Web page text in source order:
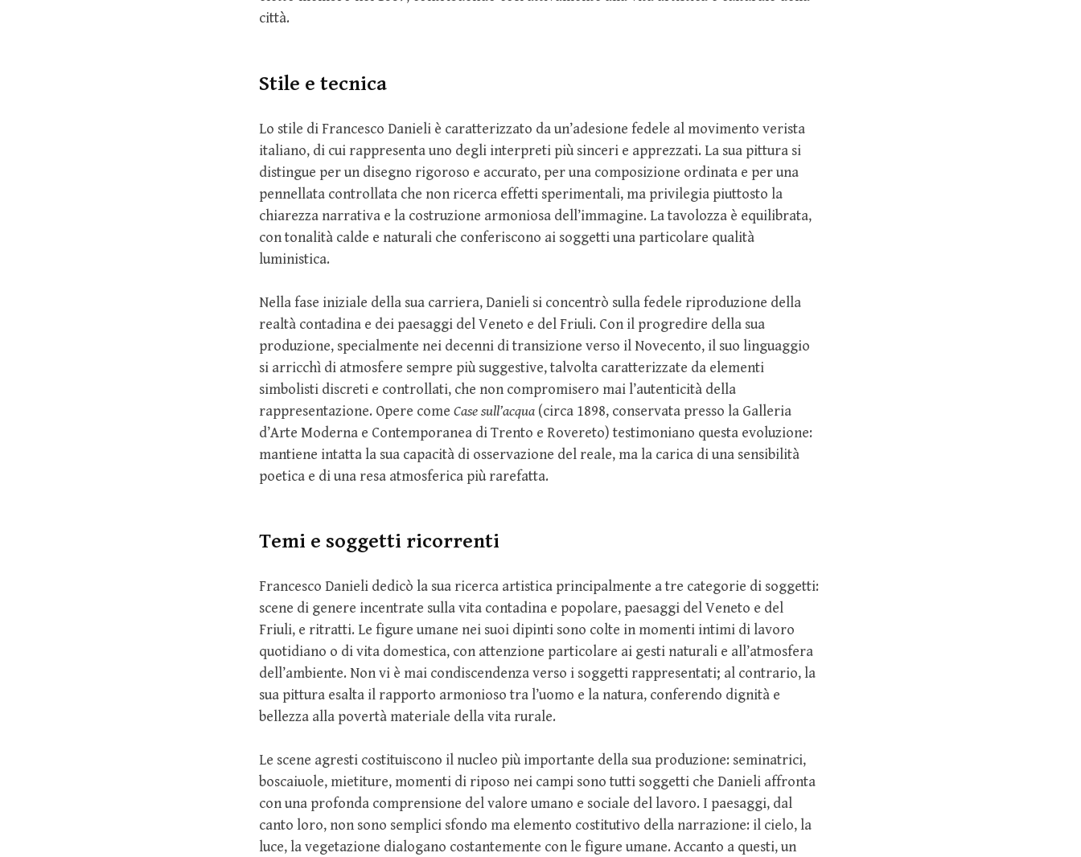
città.
Stile e tecnica
Lo stile di Francesco Danieli è caratterizzato da un’adesione fedele al movimento verista
italiano, di cui rappresenta uno degli interpreti più sinceri e apprezzati. La sua pittura si
distingue per un disegno rigoroso e accurato, per una composizione ordinata e per una
pennellata controllata che non ricerca effetti sperimentali, ma privilegia piuttosto la
chiarezza narrativa e la costruzione armoniosa dell’immagine. La tavolozza è equilibrata,
con tonalità calde e naturali che conferiscono ai soggetti una particolare qualità
luministica.
Nella fase iniziale della sua carriera, Danieli si concentrò sulla fedele riproduzione della
realtà contadina e dei paesaggi del Veneto e del Friuli. Con il progredire della sua
produzione, specialmente nei decenni di transizione verso il Novecento, il suo linguaggio
si arricchì di atmosfere sempre più suggestive, talvolta caratterizzate da elementi
simbolisti discreti e controllati, che non compromisero mai l’autenticità della
rappresentazione. Opere come Case sull’acqua (circa 1898, conservata presso la Galleria
d’Arte Moderna e Contemporanea di Trento e Rovereto) testimoniano questa evoluzione:
mantiene intatta la sua capacità di osservazione del reale, ma la carica di una sensibilità
poetica e di una resa atmosferica più rarefatta.
Temi e soggetti ricorrenti
Francesco Danieli dedicò la sua ricerca artistica principalmente a tre categorie di soggetti:
scene di genere incentrate sulla vita contadina e popolare, paesaggi del Veneto e del
Friuli, e ritratti. Le figure umane nei suoi dipinti sono colte in momenti intimi di lavoro
quotidiano o di vita domestica, con attenzione particolare ai gesti naturali e all’atmosfera
dell’ambiente. Non vi è mai condiscendenza verso i soggetti rappresentati; al contrario, la
sua pittura esalta il rapporto armonioso tra l’uomo e la natura, conferendo dignità e
bellezza alla povertà materiale della vita rurale.
Le scene agresti costituiscono il nucleo più importante della sua produzione: seminatrici,
boscaiuole, mietiture, momenti di riposo nei campi sono tutti soggetti che Danieli affronta
con una profonda comprensione del valore umano e sociale del lavoro. I paesaggi, dal
canto loro, non sono semplici sfondo ma elemento costitutivo della narrazione: il cielo, la
luce, la vegetazione dialogano costantemente con le figure umane. Accanto a questi, un